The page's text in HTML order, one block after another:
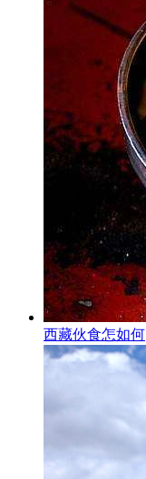
西藏伙食怎如何